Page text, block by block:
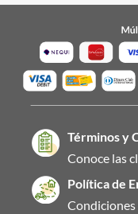
Términos y
Conoce las
Política de
Condiciones